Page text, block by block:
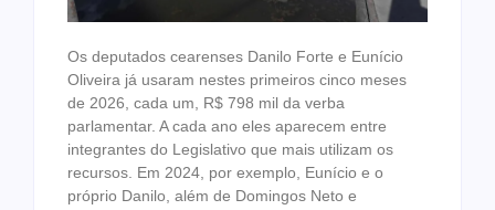
Os deputados cearenses Danilo Forte e Eunício
Oliveira já usaram nestes primeiros cinco meses
de 2026, cada um, R$ 798 mil da verba
parlamentar. A cada ano eles aparecem entre
integrantes do Legislativo que mais utilizam os
recursos. Em 2024, por exemplo, Eunício e o
próprio Danilo, além de Domingos Neto e